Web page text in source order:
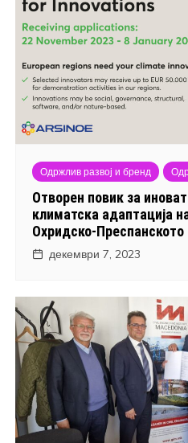
Одржлив развој и бренд
Отворен повик за
климатска адаптација
Охридско-Преспанското
декември 7, 2023